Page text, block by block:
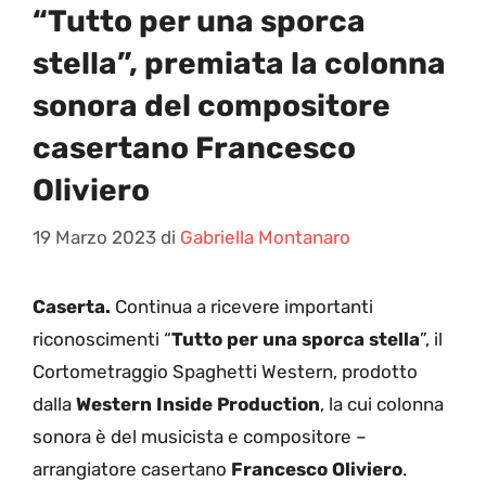
“Tutto per una sporca
stella”, premiata la colonna
sonora del compositore
casertano Francesco
Oliviero
19 Marzo 2023 di Gabriella Montanaro
Caserta. Continua a ricevere importanti
riconoscimenti “Tutto per una sporca stella”, il
Cortometraggio Spaghetti Western, prodotto
dalla Western Inside Production, la cui colonna
sonora è del musicista e compositore –
arrangiatore casertano Francesco Oliviero.